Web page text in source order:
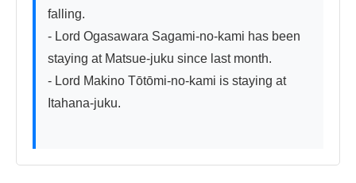
falling.
- Lord Ogasawara Sagami-no-kami has been
staying at Matsue-juku since last month.
- Lord Makino Tōtōmi-no-kami is staying at
Itahana-juku.